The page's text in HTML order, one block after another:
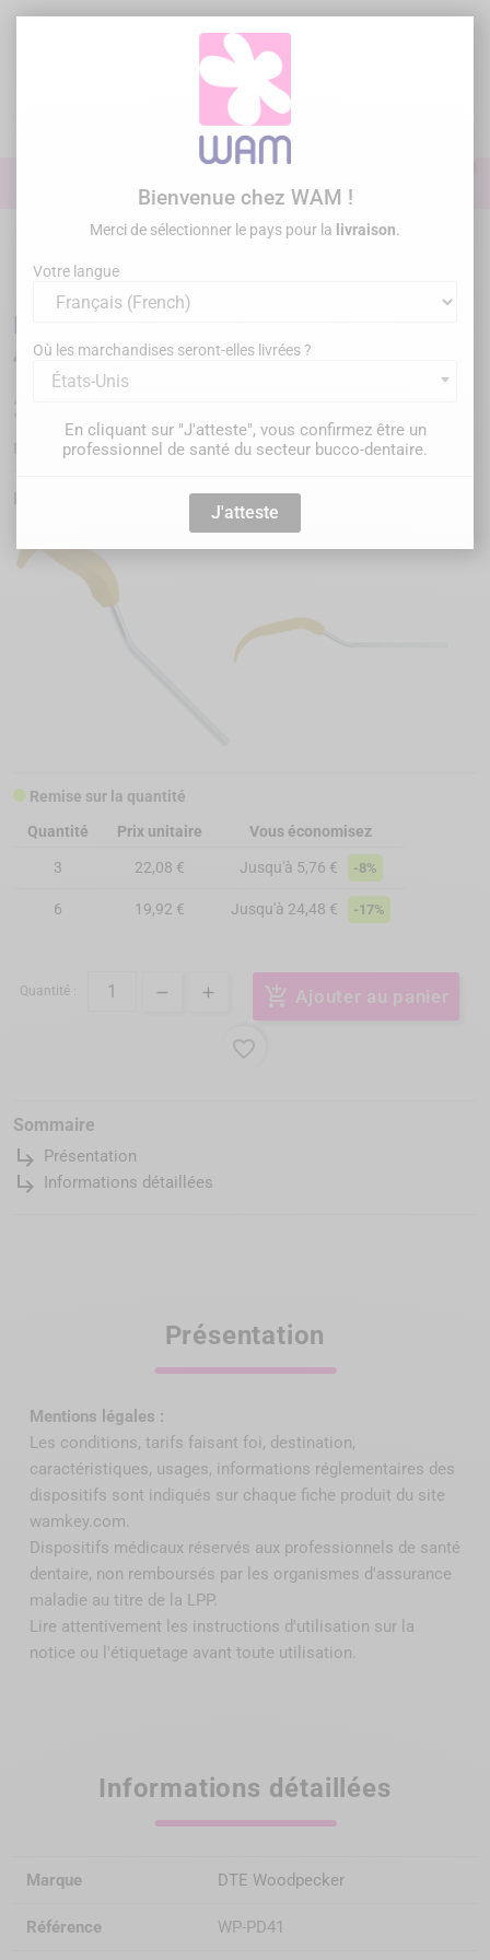
Inserts à ultrasons
DTE® ou NSK® ou SATELEC®
DTE WOODPECKER - INSERT PD41
24,00 €
Référence :WP-PD41
Pour maintenance implantaire (avec insert ref WP-PD40)
Remise sur la quantité
Quantité
Prix unitaire Vous économisez
3 22,08 € Jusqu'à 5,76 € -8%
6 19,92 € Jusqu'à 24,48 € -17%
Quantité : add_shopping_cart Ajouter au panier
favorite_border
Sommaire
subdirectory_arrow_right Présentation
subdirectory_arrow_right Informations détaillées
Présentation
Mentions légales :
Les conditions, tarifs faisant foi, destination,
caractéristiques, usages, informations réglementaires des
dispositifs sont indiqués sur chaque fiche produit du site
wamkey.com.
Dispositifs médicaux réservés aux professionnels de santé
dentaire, non remboursés par les organismes d'assurance
maladie au titre de la LPP.
Lire attentivement les instructions d'utilisation sur la
notice ou l'étiquetage avant toute utilisation.
Informations détaillées
Marque DTE Woodpecker
Référence WP-PD41
Bienvenue chez WAM !
Merci de sélectionner le pays pour la livraison.
Votre langue
Où les marchandises seront-elles livrées ?
États-Unis
En cliquant sur "J'atteste", vous confirmez être un
professionnel de santé du secteur bucco-dentaire.
J'atteste